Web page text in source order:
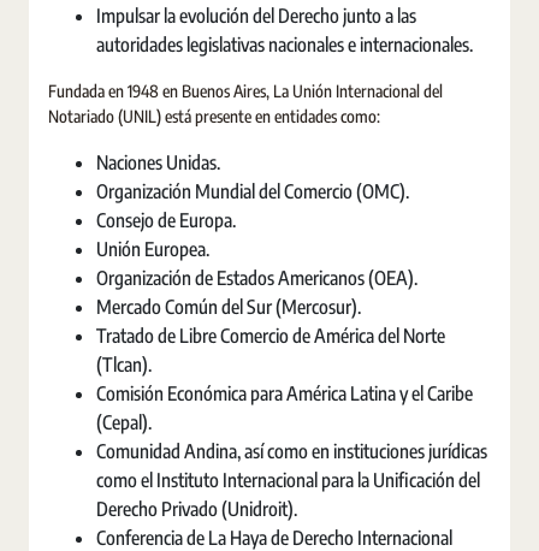
Impulsar la evolución del Derecho junto a las
autoridades legislativas nacionales e internacionales.
Fundada en 1948 en Buenos Aires, La Unión Internacional del
Notariado (UNIL) está presente en entidades como:
Naciones Unidas.
Organización Mundial del Comercio (OMC).
Consejo de Europa.
Unión Europea.
Organización de Estados Americanos (OEA).
Mercado Común del Sur (Mercosur).
Tratado de Libre Comercio de América del Norte
(Tlcan).
Comisión Económica para América Latina y el Caribe
(Cepal).
Comunidad Andina, así como en instituciones jurídicas
como el Instituto Internacional para la Unificación del
Derecho Privado (Unidroit).
Conferencia de La Haya de Derecho Internacional